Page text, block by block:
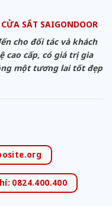
SẮT SAIGONDOOR
cho đối tác và khách
cao cấp, có giá trị gia
một tương lai tốt đẹp
0824.400.400